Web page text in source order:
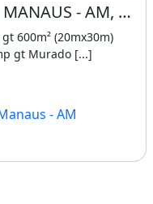
TERRENO COMERCIAL em MANAUS - AM, NOSSA SENHORA DAS GRAÇAS
600m² (20mx30m)
gt Murado [...]
- AM